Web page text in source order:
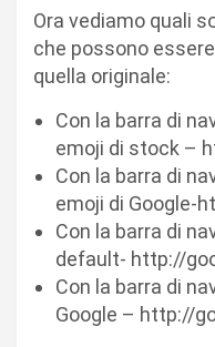
Ora vediamo quali
che possono
quella originale:
Con la barra di
emoji di stock –
Con la barra di
emoji di Google-
Con la barra di
default- http://
Con la barra di
Google – http://